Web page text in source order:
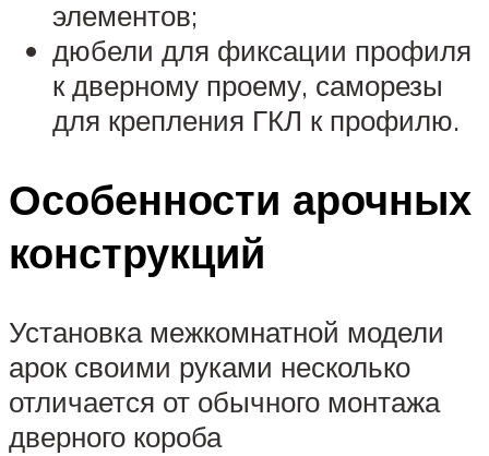
элементов;
дюбели для фиксации профиля
к дверному проему, саморезы
для крепления ГКЛ к профилю.
Особенности арочных
конструкций
Установка межкомнатной модели
арок своими руками несколько
отличается от обычного монтажа
дверного короба